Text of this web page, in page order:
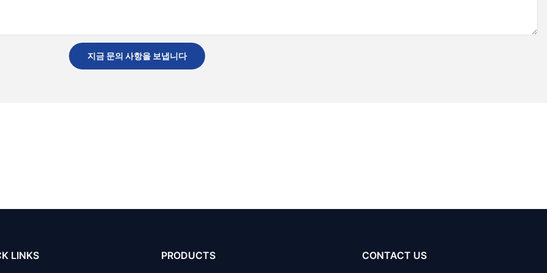
지금 문의 사항을 보냅니다
LINKS PRODUCTS CONTACT US